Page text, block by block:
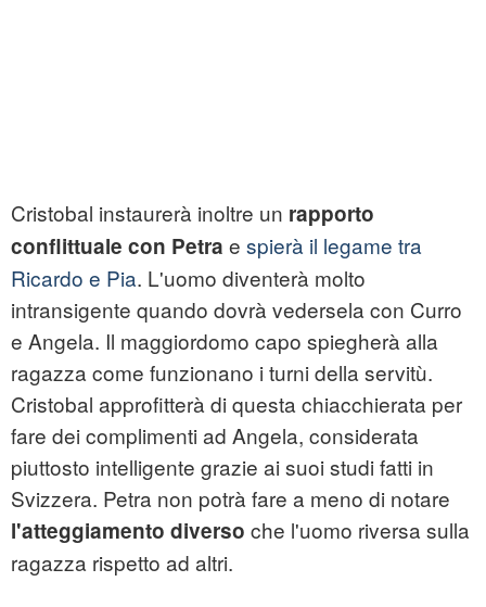
Cristobal instaurerà inoltre un rapporto
conflittuale con Petra e spierà il legame tra
Ricardo e Pia. L'uomo diventerà molto
intransigente quando dovrà vedersela con Curro
e Angela. Il maggiordomo capo spiegherà alla
ragazza come funzionano i turni della servitù.
Cristobal approfitterà di questa chiacchierata per
fare dei complimenti ad Angela, considerata
piuttosto intelligente grazie ai suoi studi fatti in
Svizzera. Petra non potrà fare a meno di notare
l'atteggiamento diverso che l'uomo riversa sulla
ragazza rispetto ad altri.